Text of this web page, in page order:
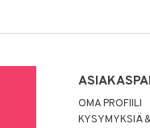
OMA PROFIILI
KYSYMYKSIÄ